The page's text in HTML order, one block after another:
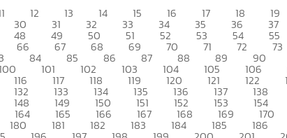
12 13 14 15 16 17 18 19
30 31 32 33 34 35 36 37
48 49 50 51 52 53 54 55
66 67 68 69 70 71 72 73
84 85 86 87 88 89 90
101 102 103 104 105 106
116 117 118 119 120 121 122
132 133 134 135 136 137 138
148 149 150 151 152 153 154
164 165 166 167 168 169 170
180 181 182 183 184 185 186